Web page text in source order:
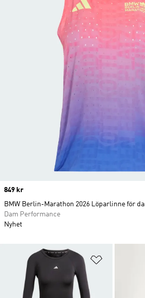
Lägg till
Price
849 kr
BMW Berlin-Marathon 2026 Löparlinne för
Dam Performance
Nyhet